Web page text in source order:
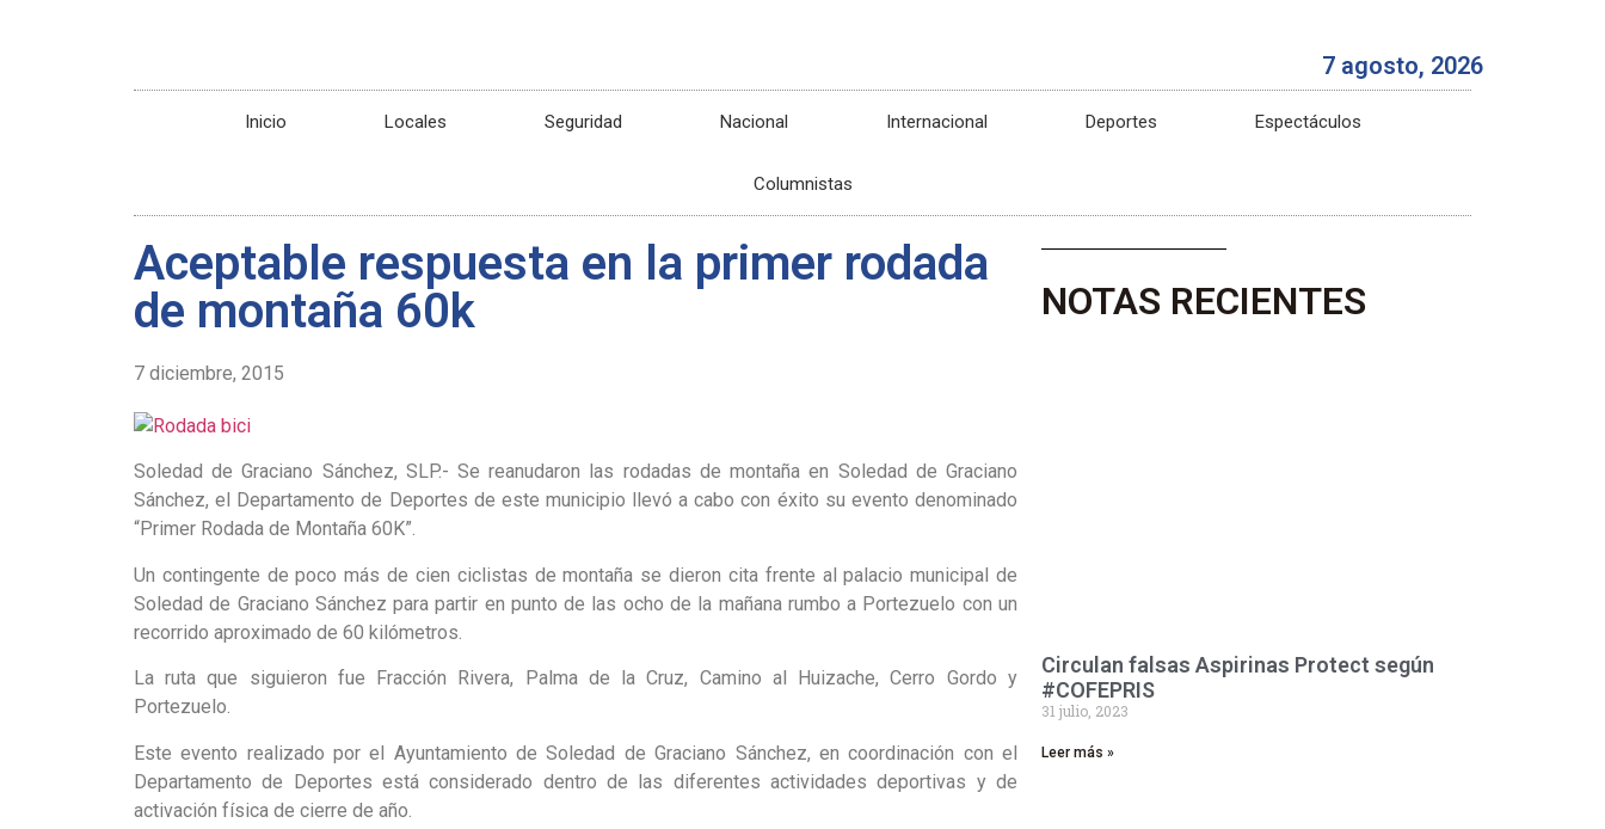
7 agosto, 2026
Inicio Locales Seguridad Nacional Internacional Deportes Espectáculos
Columnistas
Aceptable respuesta en la primer rodada
de montaña 60k
7 diciembre, 2015
Soledad de Graciano Sánchez, SLP.- Se reanudaron las rodadas de montaña en Soledad de Graciano
Sánchez, el Departamento de Deportes de este municipio llevó a cabo con éxito su evento denominado
“Primer Rodada de Montaña 60K”.
Un contingente de poco más de cien ciclistas de montaña se dieron cita frente al palacio municipal de
Soledad de Graciano Sánchez para partir en punto de las ocho de la mañana rumbo a Portezuelo con un
recorrido aproximado de 60 kilómetros.
La ruta que siguieron fue Fracción Rivera, Palma de la Cruz, Camino al Huizache, Cerro Gordo y
Portezuelo.
Este evento realizado por el Ayuntamiento de Soledad de Graciano Sánchez, en coordinación con el
Departamento de Deportes está considerado dentro de las diferentes actividades deportivas y de
activación física de cierre de año.
NOTAS RECIENTES
Circulan falsas Aspirinas Protect según
#COFEPRIS
31 julio, 2023
Leer más »